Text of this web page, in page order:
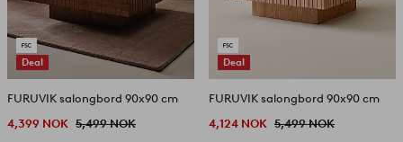
Deal
FURUVIK salongbord 90x90 cm
4,399 NOK 5,499 NOK
Deal
FURUVIK salongbord 90x90 cm
4,124 NOK 5,499 NOK